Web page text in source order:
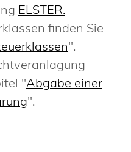
ELSTER.
finden Sie
".
"Abgabe einer
".